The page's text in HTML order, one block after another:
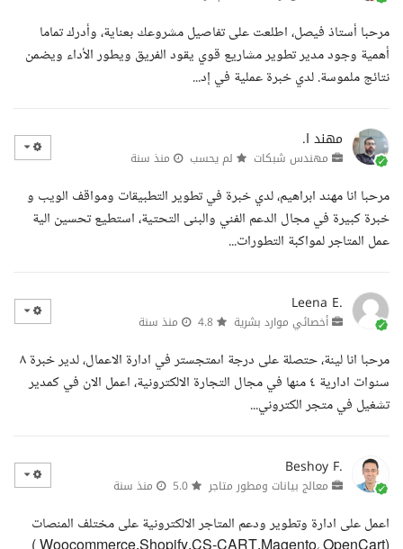
مرحبا أستاذ فيصل، اطلعت على تفاصيل مشروعك بعناية، وأدرك تماما
أهمية وجود مدير تطوير مشاريع قوي يقود الفريق ويطور الأداء ويضمن
نتائج ملموسة. لدي خبرة عملية في إد...
مهند ا.
مهندس شبكات لم يحسب منذ سنة
مرحبا انا مهند ابراهيم، لدي خبرة في تطوير التطبيقات ومواقف الويب و
خبرة كبيرة في مجال الدعم الفني والبنى التحتية، استطيع تحسين الية
عمل المتاجر لمواكبة التطورات...
Leena E.
أخصائي موارد بشرية منذ سنة
مرحبا انا لينة، حتصلة على درجة اىمتجستر في ادارة الاعمال، لدير خبرة ٨
سنوات ادارية ٤ منها في مجال التجارة الالكترونية، اعمل الان في كمدير
تشغيل في متجر الكتروني...
Beshoy F.
معالج بيانات ومطور متاجر منذ سنة
اعمل على ادارة وتطوير ودعم المتاجر الالكترونية على مختلف المنصات